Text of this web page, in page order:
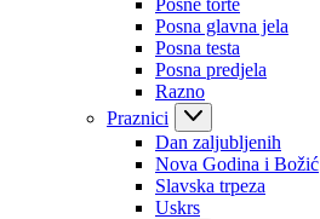
Posne torte
Posna glavna jela
Posna testa
Posna predjela
Razno
Praznici
Dan zaljubljenih
Nova Godina i Božić
Slavska trpeza
Uskrs